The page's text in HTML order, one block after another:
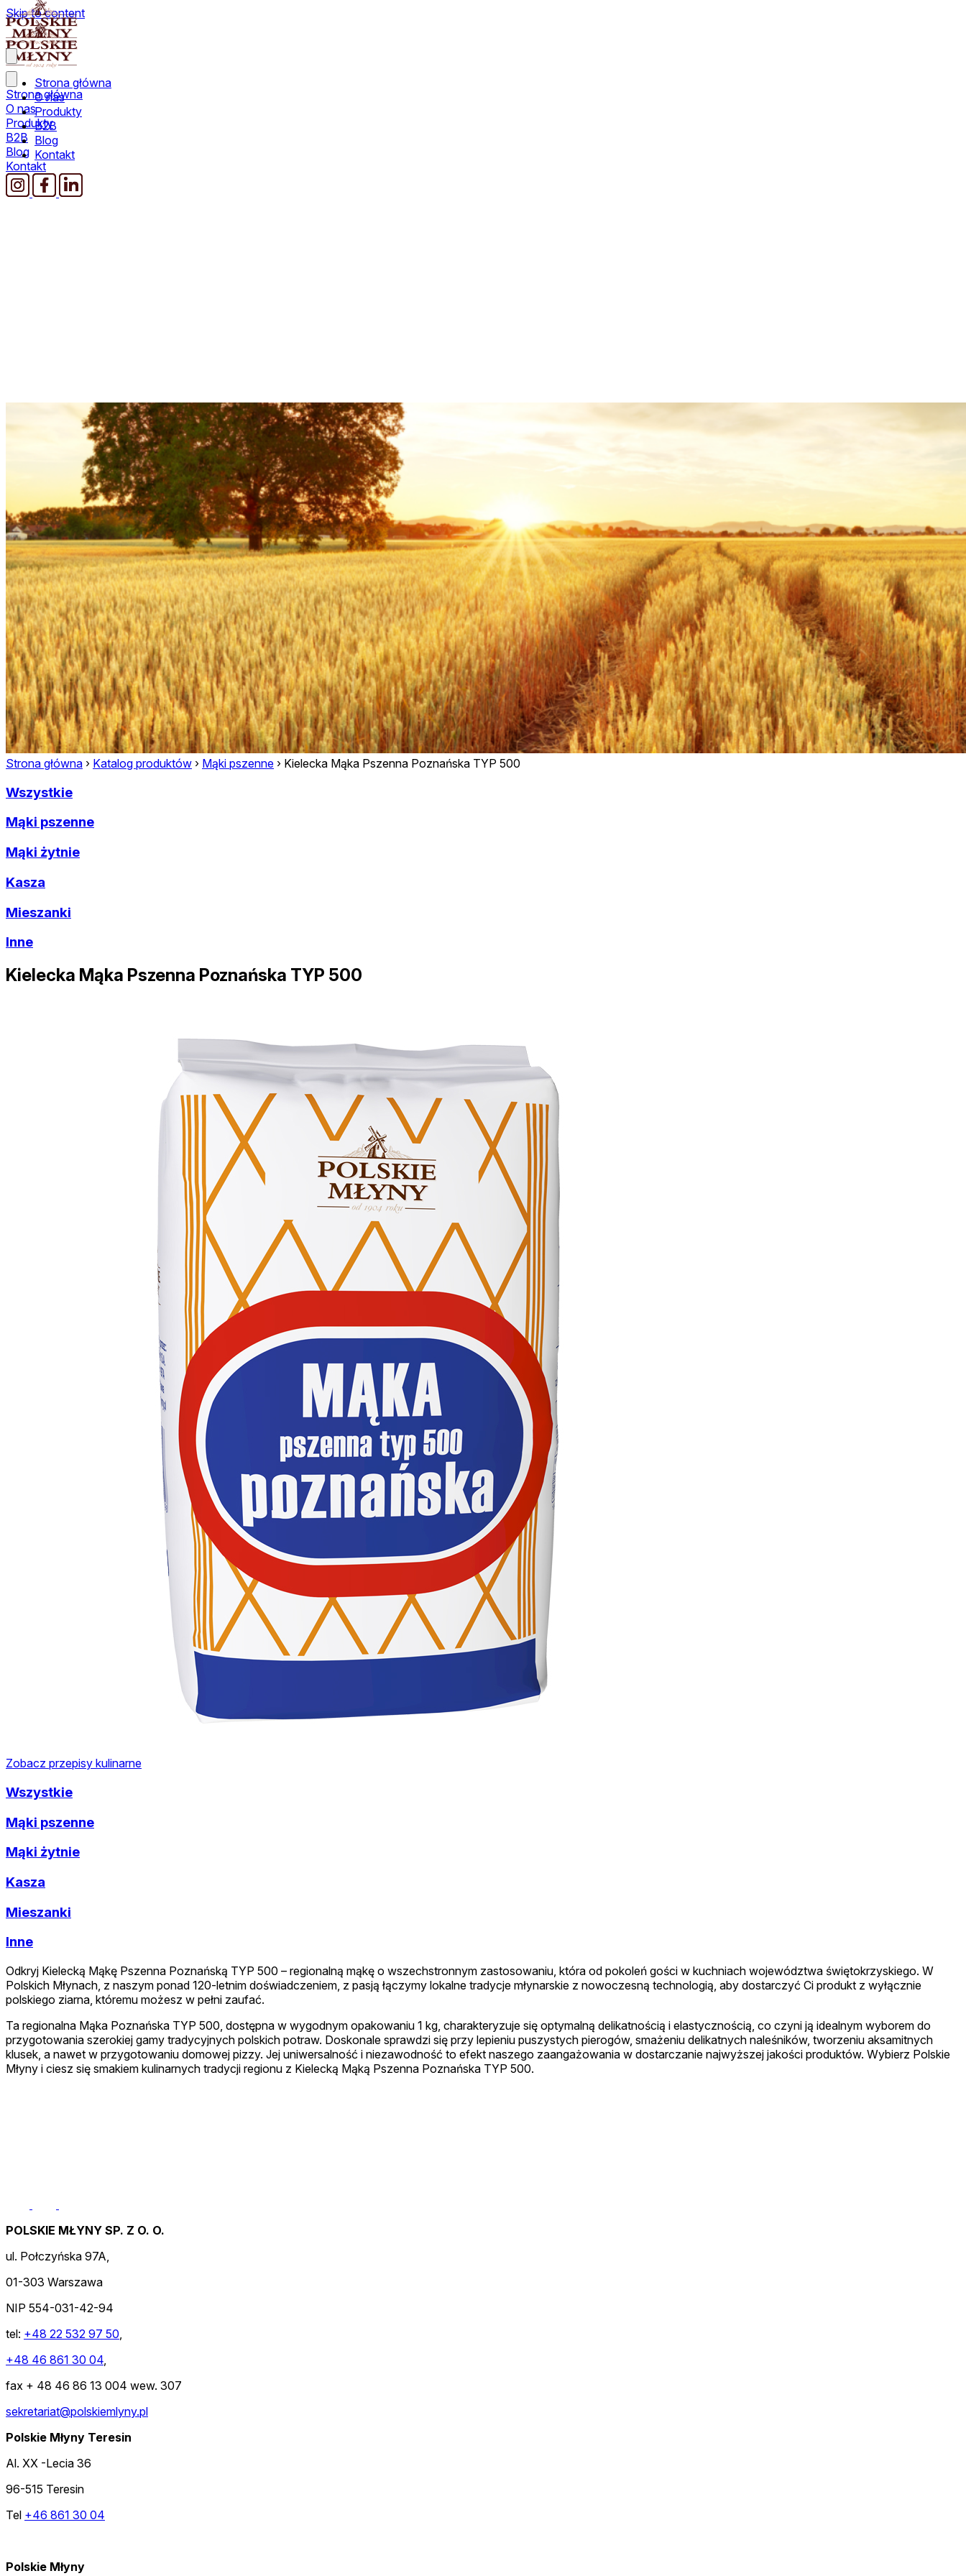
Skip to content
Strona główna
O nas
Produkty
B2B
Blog
Kontakt
Strona główna
O nas
Produkty
B2B
Blog
Kontakt
Strona główna › Katalog produktów › Mąki pszenne › Kielecka Mąka Pszenna Poznańska TYP 500
Wszystkie
Mąki pszenne
Mąki żytnie
Kasza
Mieszanki
Inne
Kielecka Mąka Pszenna Poznańska TYP 500
Zobacz przepisy kulinarne
Wszystkie
Mąki pszenne
Mąki żytnie
Kasza
Mieszanki
Inne
Odkryj Kielecką Mąkę Pszenna Poznańską TYP 500 – regionalną mąkę o wszechstronnym zastosowaniu, która od pokoleń gości w kuchniach województwa świętokrzyskiego. W
Polskich Młynach, z naszym ponad 120-letnim doświadczeniem, z pasją łączymy lokalne tradycje młynarskie z nowoczesną technologią, aby dostarczyć Ci produkt z wyłącznie
polskiego ziarna, któremu możesz w pełni zaufać.
Ta regionalna Mąka Poznańska TYP 500, dostępna w wygodnym opakowaniu 1 kg, charakteryzuje się optymalną delikatnością i elastycznością, co czyni ją idealnym wyborem do
przygotowania szerokiej gamy tradycyjnych polskich potraw. Doskonale sprawdzi się przy lepieniu puszystych pierogów, smażeniu delikatnych naleśników, tworzeniu aksamitnych
klusek, a nawet w przygotowaniu domowej pizzy. Jej uniwersalność i niezawodność to efekt naszego zaangażowania w dostarczanie najwyższej jakości produktów. Wybierz Polskie
Młyny i ciesz się smakiem kulinarnych tradycji regionu z Kielecką Mąką Pszenna Poznańska TYP 500.
POLSKIE MŁYNY SP. Z O. O.
ul. Połczyńska 97A,
01-303 Warszawa
NIP 554-031-42-94
tel: +48 22 532 97 50,
+48 46 861 30 04,
fax + 48 46 86 13 004 wew. 307
sekretariat@polskiemlyny.pl
Polskie Młyny Teresin
Al. XX -Lecia 36
96-515 Teresin
Tel +46 861 30 04
Polskie Młyny